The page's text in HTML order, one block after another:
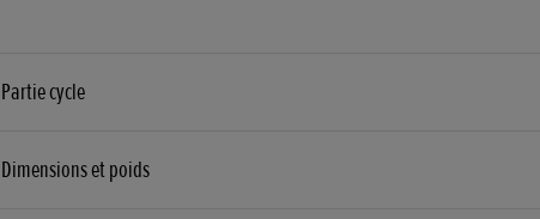
Partie cycle
Frein avant
Dimensions et poids